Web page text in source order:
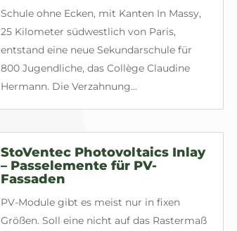
Schule ohne Ecken, mit Kanten In Massy,
25 Kilometer südwestlich von Paris,
entstand eine neue Sekundarschule für
800 Jugendliche, das Collège Claudine
Hermann. Die Verzahnung...
StoVentec Photovoltaics Inlay
– Passelemente für PV-
Fassaden
PV-Module gibt es meist nur in fixen
Größen. Soll eine nicht auf das Rastermaß